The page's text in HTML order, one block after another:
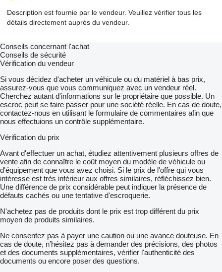
Description est fournie par le vendeur. Veuillez vérifier tous les
détails directement auprès du vendeur.
Conseils concernant l'achat
Conseils de sécurité
Vérification du vendeur
Si vous décidez d'acheter un véhicule ou du matériel à bas prix,
assurez-vous que vous communiquez avec un vendeur réel.
Cherchez autant d'informations sur le propriétaire que possible. Un
escroc peut se faire passer pour une société réelle. En cas de doute,
contactez-nous en utilisant le formulaire de commentaires afin que
nous effectuions un contrôle supplémentaire.
Vérification du prix
Avant d'effectuer un achat, étudiez attentivement plusieurs offres de
vente afin de connaître le coût moyen du modèle de véhicule ou
d'équipement que vous avez choisi. Si le prix de l'offre qui vous
intéresse est très inférieur aux offres similaires, réfléchissez bien.
Une différence de prix considérable peut indiquer la présence de
défauts cachés ou une tentative d'escroquerie.
N'achetez pas de produits dont le prix est trop différent du prix
moyen de produits similaires.
Ne consentez pas à payer une caution ou une avance douteuse. En
cas de doute, n’hésitez pas à demander des précisions, des photos
et des documents supplémentaires, vérifier l'authenticité des
documents ou encore poser des questions.